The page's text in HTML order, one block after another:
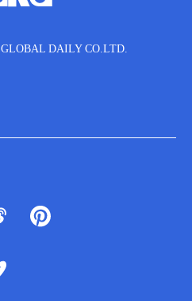
GLOBAL DAILY CO.LTD.